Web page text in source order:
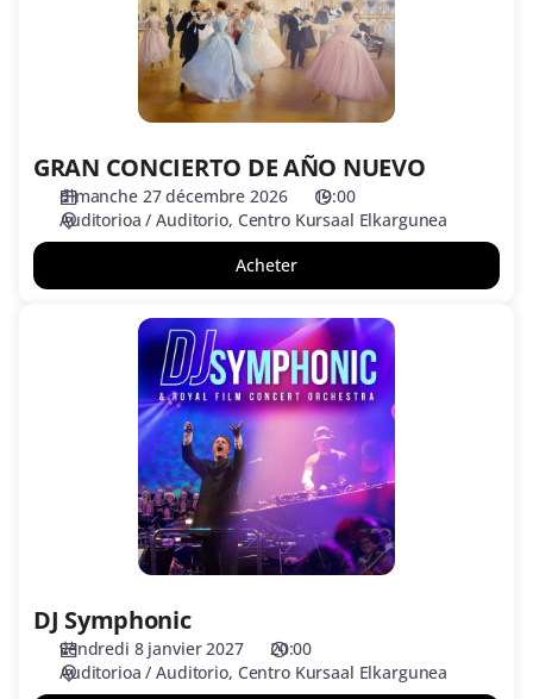
GRAN CONCIERTO DE AÑO NUEVO
dimanche 27 décembre 2026
19:00
Auditorioa / Auditorio Centro Kursaal Elkargunea
Acheter
DJ Symphonic
vendredi 8 janvier 2027
20:00
Auditorioa / Auditorio Centro Kursaal Elkargunea